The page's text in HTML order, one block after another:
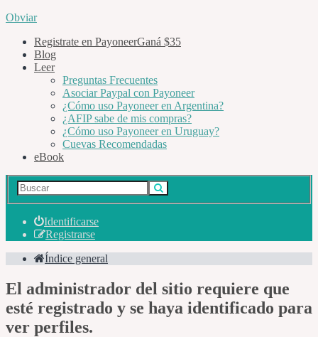
Obviar
Registrate en PayoneerGaná $35
Blog
Leer
Preguntas Frecuentes
Asociar Paypal con Payoneer
¿Cómo uso Payoneer en Argentina?
¿AFIP sabe de mis compras?
¿Cómo uso Payoneer en Uruguay?
Cuevas Recomendadas
eBook
Identificarse
Registrarse
Índice general
El administrador del sitio requiere que
esté registrado y se haya identificado para
ver perfiles.